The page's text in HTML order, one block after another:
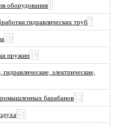
оборудования 1
гидравлических труб7
10
пружин 18
электрические,
барабанов 12
61